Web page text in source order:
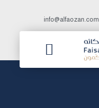
info@alfaozan.com